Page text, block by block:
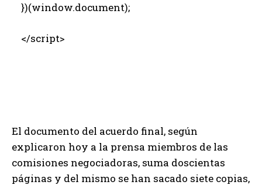
})(window.document);
</script>
El documento del acuerdo final, según
explicaron hoy a la prensa miembros de las
comisiones negociadoras, suma doscientas
páginas y del mismo se han sacado siete copias,